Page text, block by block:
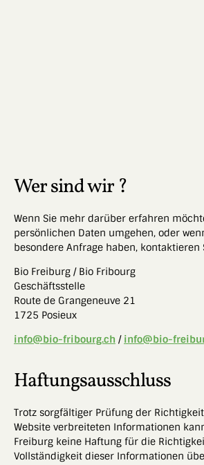
Wer sind wir ?
Wenn Sie mehr darüber erfahren
persönlichen Daten umgehen, oder
besondere Anfrage haben, kontaktieren
Bio Freiburg / Bio Fribourg
Geschäftsstelle
Route de Grangeneuve 21
1725 Posieux
info@bio-fribourg.ch / info@bio-
Haftungsausschluss
Trotz sorgfältiger Prüfung der
Website verbreiteten Informationen
Freiburg keine Haftung für die
Vollständigkeit dieser Informationen